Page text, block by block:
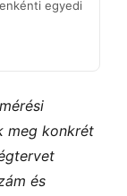
egyedi
meg konkrét
és